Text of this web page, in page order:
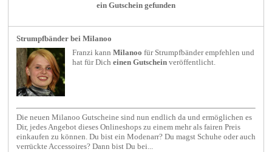
ein Gutschein gefunden
Strumpfbänder bei Milanoo
Franzi kannMilanoo für Strumpfbänderempfehlen und
hat für Dicheinen Gutschein veröffentlicht.
Die neuen Milanoo Gutscheine sind nun endlich da und ermöglichen es
Dir, jedes Angebot dieses Onlineshops zu einem mehr als fairen Preis
einkaufen zu können. Du bist ein Modenarr? Du magst Schuhe oder auch
verrückte Accessoires? Dann bist Du bei...